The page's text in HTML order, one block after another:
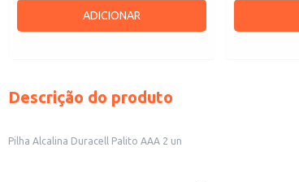
ADICIONAR
Descrição do produto
Pilha Alcalina Duracell Palito AAA 2 un